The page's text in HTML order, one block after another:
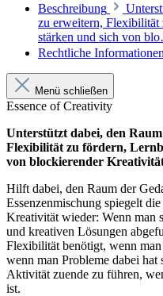
Beschreibung
zu erweitern, Flexibilität
stärken und sich von
Rechtliche Informationen
Menü schließen
Essence of Creativity
Unterstützt dabei, den
Flexibilität zu fördern,
von blockierender
Hilft dabei, den Raum der
Essenzenmischung spiegelt
Kreativität wieder: Wenn man
und kreativen Lösungen
Flexibilität benötigt, wenn
wenn man Probleme dabei
Aktivität zuende zu führen,
ist.